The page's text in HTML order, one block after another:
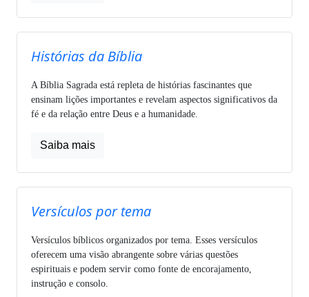
Histórias da Bíblia
A Bíblia Sagrada está repleta de histórias fascinantes que
ensinam lições importantes e revelam aspectos significativos da
fé e da relação entre Deus e a humanidade.
Saiba mais
Versículos por tema
Versículos bíblicos organizados por tema. Esses versículos
oferecem uma visão abrangente sobre várias questões
espirituais e podem servir como fonte de encorajamento,
instrução e consolo.